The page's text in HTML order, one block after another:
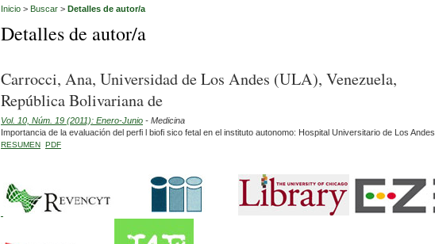
Inicio > Buscar > Detalles de autor/a
Detalles de autor/a
Carrocci, Ana, Universidad de Los Andes (ULA), Venezuela,
República Bolivariana de
Vol. 10, Núm. 19 (2011): Enero-Junio - Medicina
Importancia de la evaluación del perfi l biofi sico fetal en el instituto autonomo: Hospital Universitario de Los Andes
RESUMEN PDF